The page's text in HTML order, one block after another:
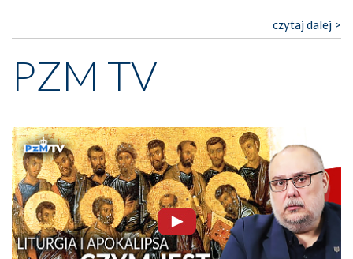
czytaj dalej >
PZM TV